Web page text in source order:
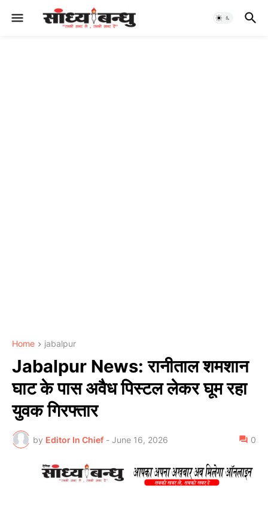
Home jabalpur
Jabalpur News: रानीताल शमशान
घाट के पास अवैध पिस्टल लेकर घूम रहा
युवक गिरफ्तार
by Editor In Chief - June 16, 2026 0